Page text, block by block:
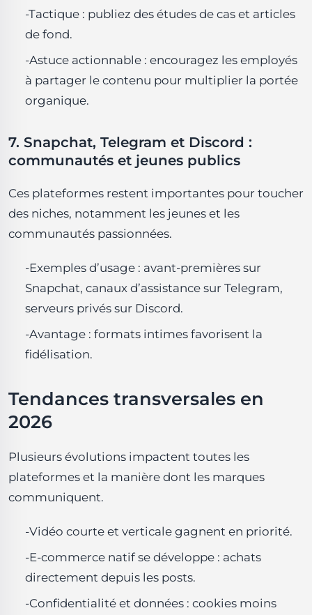
-Tactique : publiez des études de cas et articles
de fond.
-Astuce actionnable : encouragez les employés
à partager le contenu pour multiplier la portée
organique.
7. Snapchat, Telegram et Discord :
communautés et jeunes publics
Ces plateformes restent importantes pour toucher
des niches, notamment les jeunes et les
communautés passionnées.
-Exemples d’usage : avant-premières sur
Snapchat, canaux d’assistance sur Telegram,
serveurs privés sur Discord.
-Avantage : formats intimes favorisent la
fidélisation.
Tendances transversales en
2026
Plusieurs évolutions impactent toutes les
plateformes et la manière dont les marques
communiquent.
-Vidéo courte et verticale gagnent en priorité.
-E-commerce natif se développe : achats
directement depuis les posts.
-Confidentialité et données : cookies moins